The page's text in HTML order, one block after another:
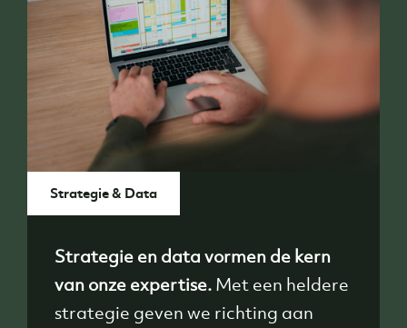
Strategie & Data
Strategie en data vormen de kern
van onze expertise. Met een heldere
strategie geven we richting aan